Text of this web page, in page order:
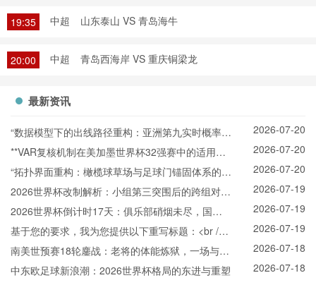
19:35 中超 山东泰山 VS 青岛海牛
20:00 中超 青岛西海岸 VS 重庆铜梁龙
最新资讯
“数据模型下的出线路径重构：亚洲第九实时概率推
演与战术适配”
2026-07-20
**VAR复核机制在美加墨世界杯32强赛中的适用困
境与争议焦点深度解析**
2026-07-20
“拓扑界面重构：橄榄球草场与足球门锚固体系的空
间耦合机制”
2026-07-20
2026世界杯改制解析：小组第三突围后的跨组对战
机制
2026-07-19
2026世界杯倒计时17天：俱乐部硝烟未尽，国家
队已悄然“换阵”新战场
2026-07-19
基于您的要求，我为您提供以下重写标题：<br />
<br /> **2026世界杯北美空域动态协调机制：跨区
航路弹性管理与区域交通网络协同效能分析**
2026-07-19
南美世预赛18轮鏖战：老将的体能炼狱，一场与岁
月的拉锯
2026-07-18
中东欧足球新浪潮：2026世界杯格局的东进与重塑
2026-07-18